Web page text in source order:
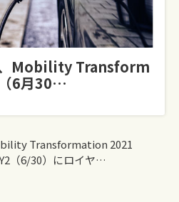
、Mobility Transform
6月30…
Transformation 2021
（6/30）にロイヤ…